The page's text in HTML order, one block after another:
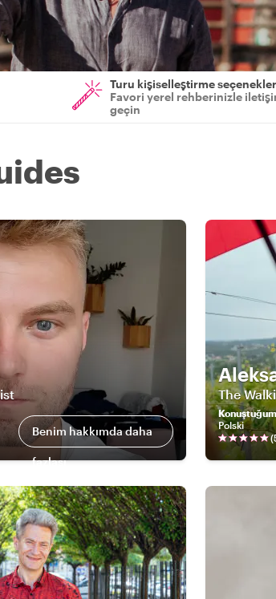
Turu kişiselleştirme
Favori yerel rehberinizle
geçin
Benim hakkımda daha
fazlası
The
Polski
(